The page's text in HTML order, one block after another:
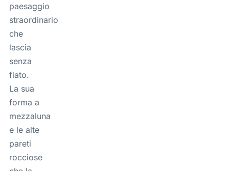
paesaggio
straordinario
che
lascia
senza
fiato.
La sua
forma a
mezzaluna
e le alte
pareti
rocciose